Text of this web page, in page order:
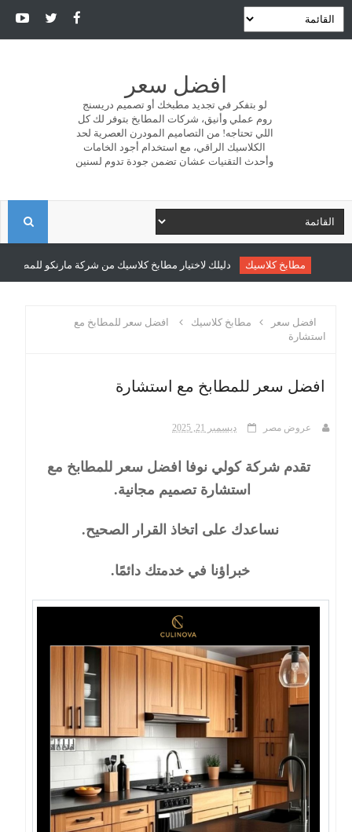
افضل سعر
لو بتفكر في تجديد مطبخك أو تصميم دريسنج
روم عملي وأنيق، شركات المطابخ بتوفر لك كل
اللي تحتاجه! من التصاميم المودرن العصرية لحد
الكلاسيك الراقي، مع استخدام أجود الخامات
وأحدث التقنيات عشان تضمن جودة تدوم لسنين
ا
مطابخ كلاسيك دليلك لاختيار مطابخ كلاسيك من شركة مارنكو للمطابخ
افضل سعر مطابخ كلاسيك
افضل سعر للمطابخ مع
استشارة
افضل سعر للمطابخ مع استشارة
عروض مصر ديسمبر 21, 2025
تقدم شركة كولي نوفا افضل سعر للمطابخ مع
استشارة تصميم مجانية.
نساعدك على اتخاذ القرار الصحيح.
خبراؤنا في خدمتك دائمًا.